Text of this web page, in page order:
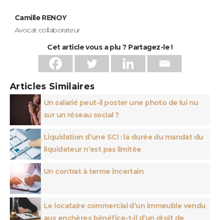
Camille RENOY
Avocat collaborateur
Cet article vous a plu ? Partagez-le !
Articles Similaires
Un salarié peut-il poster une photo de lui nu
sur un réseau social ?
Liquidation d’une SCI : la durée du mandat du
liquidateur n’est pas limitée
Un contrat à terme incertain
Le locataire commercial d’un immeuble vendu
aux enchères bénéfice-t-il d’un droit de